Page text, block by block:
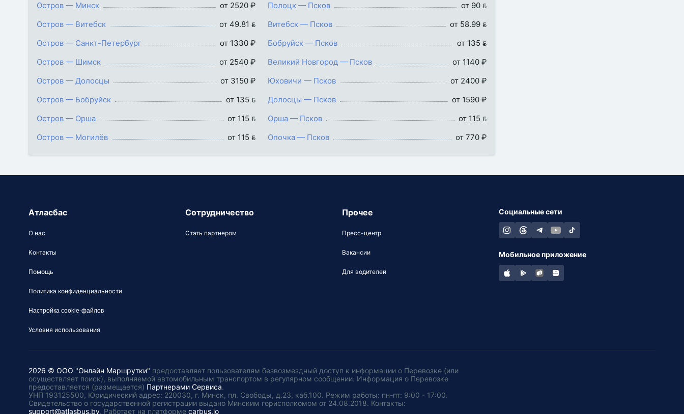
Остров — Минск
от 2520 ₽
Остров — Витебск
от 49.81 
Остров — Санкт-Петербург
от 1330 ₽
Остров — Шимск
от 2540 ₽
Остров — Долосцы
от 3150 ₽
Остров — Бобруйск
от 135 
Остров — Орша
от 115 
Остров — Могилёв
от 115 
Полоцк — Псков
от 90 
Витебск — Псков
от 58.99 
Бобруйск — Псков
от 135 
Великий Новгород — Псков
от 1140 ₽
Юховичи — Псков
от 2400 ₽
Долосцы — Псков
от 1590 ₽
Орша — Псков
от 115 
Опочка — Псков
от 770 ₽
Атласбас
О нас
Контакты
Помощь
Политика конфиденциальности
Настройка cookie-файлов
Условия использования
Сотрудничество
Стать партнером
Прочее
Пресс-центр
Вакансии
Для водителей
Социальные сети
Мобильное приложение
2026 © ООО "Онлайн Маршрутки" предоставляет пользователям безвозмездный доступ к информации о Перевозке (или
осуществляет поиск), выполняемой автомобильным транспортом в регулярном сообщении. Информация о Перевозке
предоставляется (размещается) Партнерами Сервиса.
УНП 193125500, Юридический адрес: 220030, г. Минск, пл. Свободы, д.23, каб.100. Режим работы: пн-пт: 9:00 - 17:00.
Свидетельство о государственной регистрации выдано Минским горисполкомом от 24.08.2018. Контакты:
support@atlasbus.by. Работает на платформе carbus.io